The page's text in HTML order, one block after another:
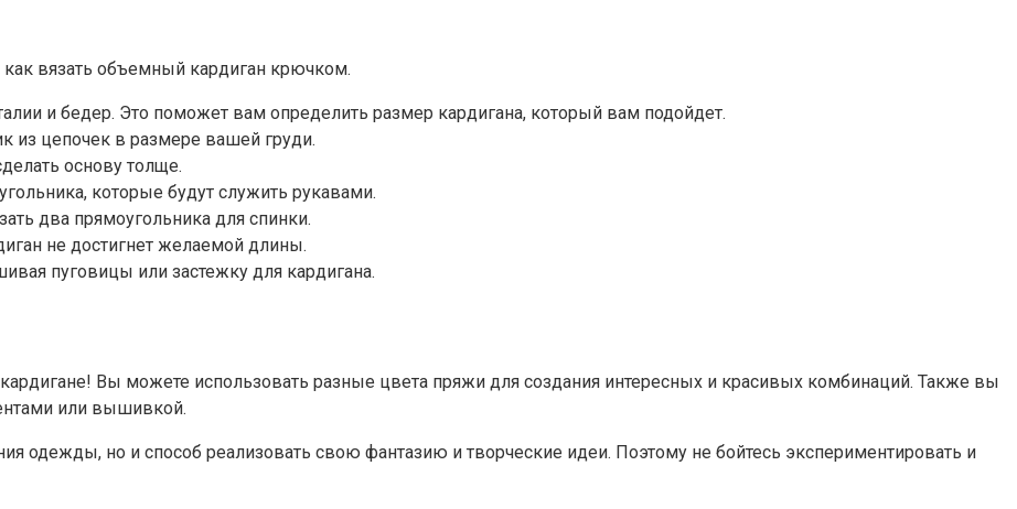
вязать объемный кардиган крючком.
и бедер. Это поможет вам определить размер кардигана, который вам подойдет.
из цепочек в размере вашей груди.
основу толще.
которые будут служить рукавами.
два прямоугольника для спинки.
не достигнет желаемой длины.
пуговицы или застежку для кардигана.
Вы можете использовать разные цвета пряжи для создания интересных и красивых комбинаций. Также вы
или вышивкой.
одежды, но и способ реализовать свою фантазию и творческие идеи. Поэтому не бойтесь экспериментировать и